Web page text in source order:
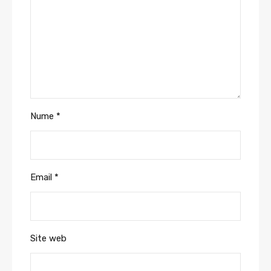
Nume *
Email *
Site web